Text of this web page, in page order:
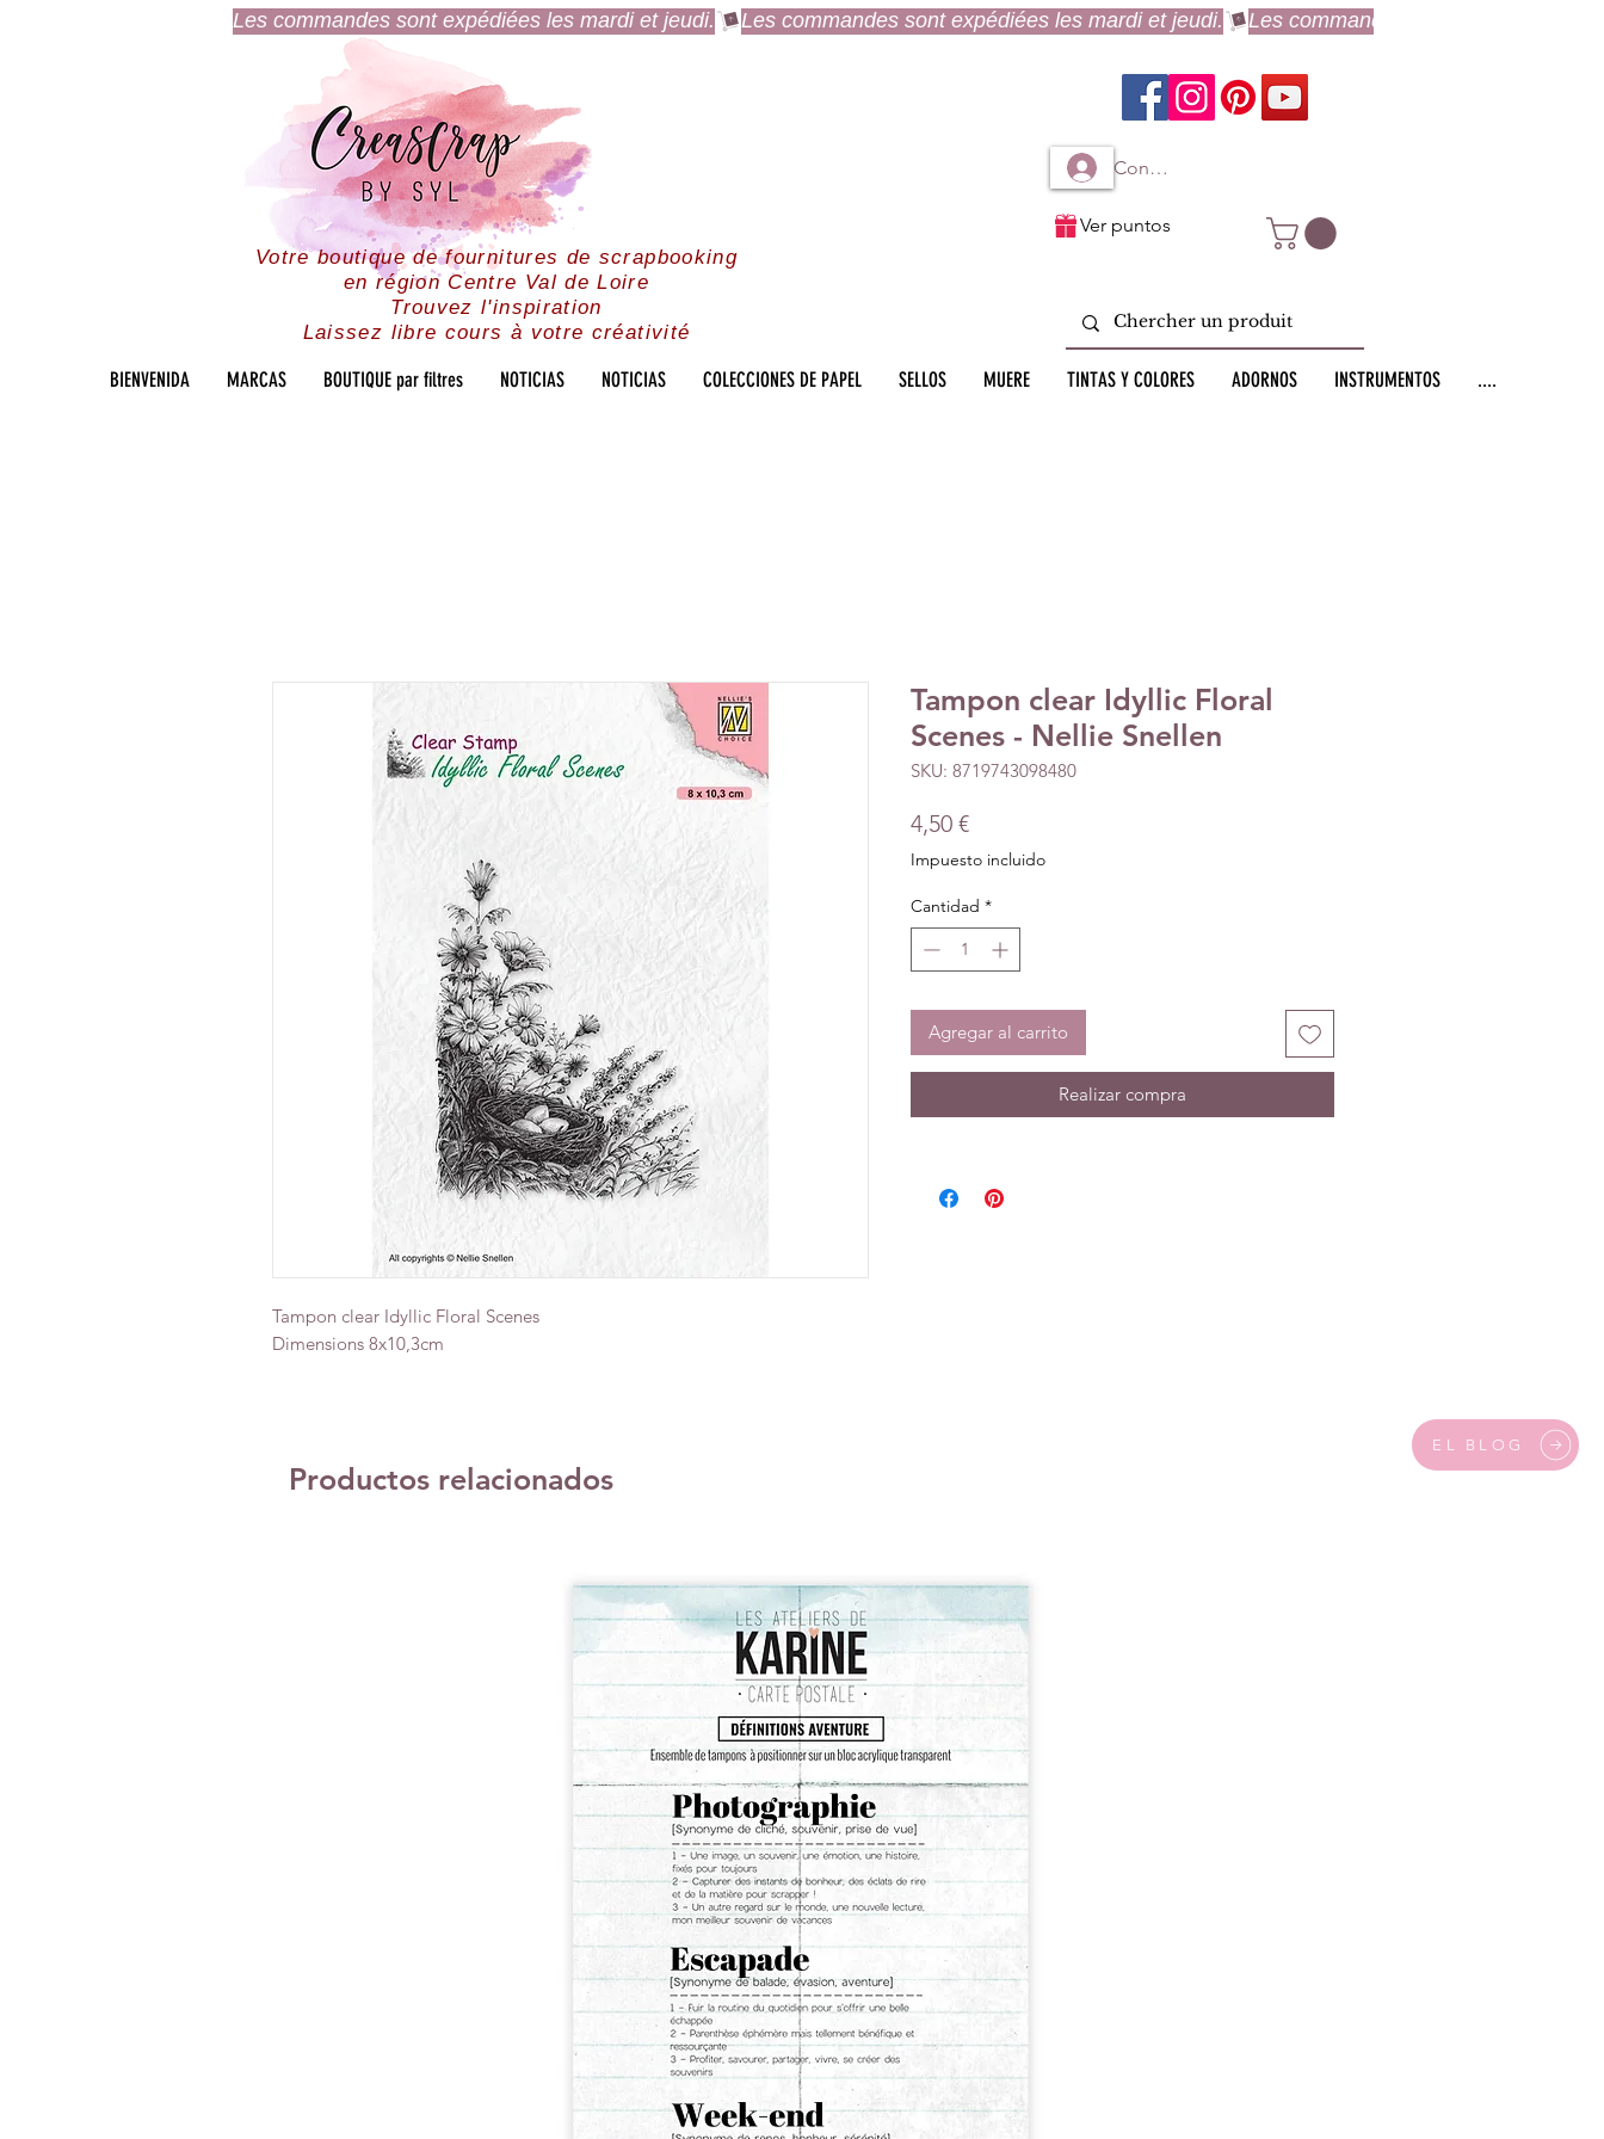
Les commandes sont expédiées les mardi et jeudi.
Votre boutique de fournitures de scrapbooking
en région Centre Val de Loire
Trouvez l'inspiration
Laissez libre cours à votre créativité
Connexion à mon compte
Ver puntos
BIENVENIDA MARCAS BOUTIQUE par filtres NOTICIAS NOTICIAS COLECCIONES DE PAPEL SELLOS MUERE TINTAS Y COLORES ADORNOS INSTRUMENTOS ....
EL BLOG
Tampon clear Idyllic Floral Scenes
Dimensions 8x10,3cm
Tampon clear Idyllic Floral
Scenes - Nellie Snellen
SKU: 8719743098480
4,50 €Precio
Impuesto incluido
Cantidad *
Agregar al carrito
Realizar compra
Productos relacionados